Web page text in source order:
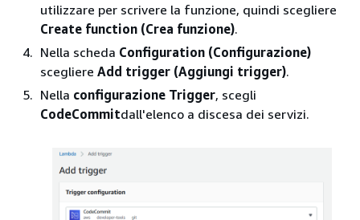
utilizzare per scrivere la funzione, quindi scegliere
Create function (Crea funzione).
Nella scheda Configuration (Configurazione)
scegliere Add trigger (Aggiungi trigger).
Nella configurazione Trigger, scegli
CodeCommitdall'elenco a discesa dei servizi.